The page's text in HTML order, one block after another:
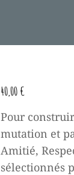
40,00 €
Pour
mutation et
Amitié,
sélectionnés